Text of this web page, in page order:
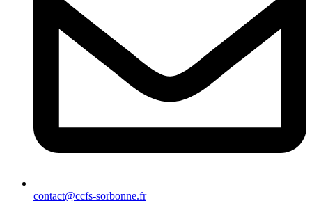
contact@ccfs-sorbonne.fr